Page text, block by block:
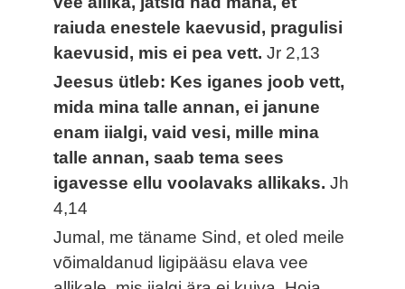
raiuda enestele kaevusid, pragulisi
kaevusid, mis ei pea vett.Jr 2,13
Jeesus ütleb: Kes iganes joob vett,
mida mina talle annan, ei janune
enam iialgi, vaid vesi, mille mina
talle annan, saab tema sees
igavesse ellu voolavaks allikaks.Jh
4,14
Jumal, me täname Sind, et oled meile
võimaldanud ligipääsu elava vee